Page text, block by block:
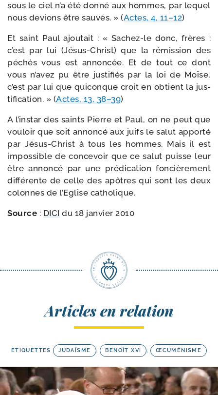
sous le ciel n’a été don­né aux hommes, par lequel
nous devions être sau­vés. » (Actes, 4, 11–12)
Et saint Paul ajou­tait : « Sachez-​le donc, frères :
c’est par lui (Jésus-​Christ) que la rémis­sion des
péchés vous est annon­cée. Et de tout ce dont
vous n’avez pu être jus­ti­fiés par la loi de Moïse,
c’est par lui que qui­conque croit en obtient la jus­
ti­fi­ca­tion. » (Actes, 13, 38–39)
A l’instar des saints Pierre et Paul, on ne peut que
vou­loir que soit annon­cé aux juifs le salut appor­té
par Jésus-​Christ à tous les hommes. Mais il est
impos­sible de conce­voir que ce salut puisse leur
être annon­cé par une pré­di­ca­tion fon­ciè­re­ment
dif­fé­rente de celle des apôtres qui sont les deux
colonnes de l’Eglise catholique.
Source : DICIdu 18 jan­vier 2010
Articles en relation
ETIQUETTES JUDAÏSME , BENOÎT XVI , ŒCUMÉNISME